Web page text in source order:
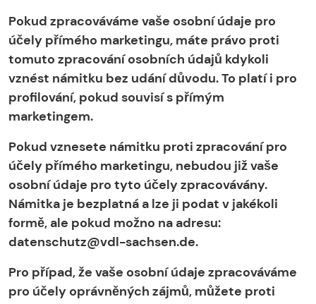
Pokud zpracováváme vaše osobní údaje pro
účely přímého marketingu, máte právo proti
tomuto zpracování osobních údajů kdykoli
vznést námitku bez udání důvodu. To platí i pro
profilování, pokud souvisí s přímým
marketingem.
Pokud vznesete námitku proti zpracování pro
účely přímého marketingu, nebudou již vaše
osobní údaje pro tyto účely zpracovávány.
Námitka je bezplatná a lze ji podat v jakékoli
formě, ale pokud možno na adresu:
datenschutz@vdl-sachsen.de.
Pro případ, že vaše osobní údaje zpracováváme
pro účely oprávněných zájmů, můžete proti